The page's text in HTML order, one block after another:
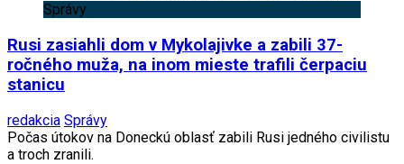
Správy
Rusi zasiahli dom v Mykolajivke a zabili 37-
ročného muža, na inom mieste trafili čerpaciu
stanicu
redakcia Správy
Počas útokov na Doneckú oblasť zabili Rusi jedného civilistu
a troch zranili.